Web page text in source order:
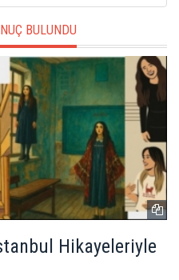
BULUNDU
Hikayeleriyle